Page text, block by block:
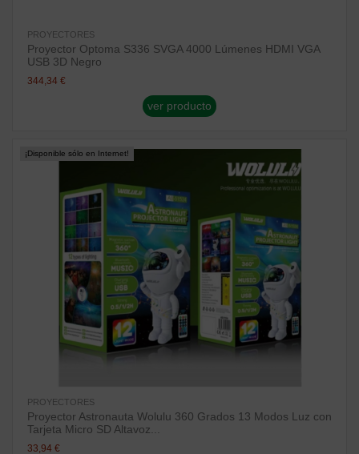
PROYECTORES
Proyector Optoma S336 SVGA 4000 Lúmenes HDMI VGA
USB 3D Negro
344,34 €
ver producto
¡Disponible sólo en Internet!
PROYECTORES
Proyector Astronauta Wolulu 360 Grados 13 Modos Luz con
Tarjeta Micro SD Altavoz...
33,94 €